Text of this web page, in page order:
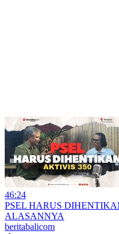
46:24
PSEL HARUS
ALASANNYA
beritabalicom